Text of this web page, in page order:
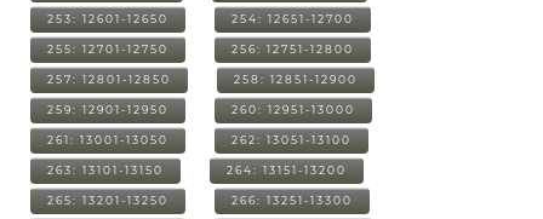
253: 12601-12650 254: 12651-12700
255: 12701-12750 256: 12751-12800
257: 12801-12850 258: 12851-12900
259: 12901-12950 260: 12951-13000
261: 13001-13050 262: 13051-13100
263: 13101-13150 264: 13151-13200
265: 13201-13250 266: 13251-13300